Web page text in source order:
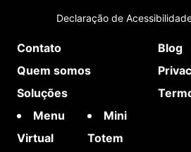
Declaração de
Contato
Blog
Quem somos
Soluções
Menu
Virtual
Mini
Totem